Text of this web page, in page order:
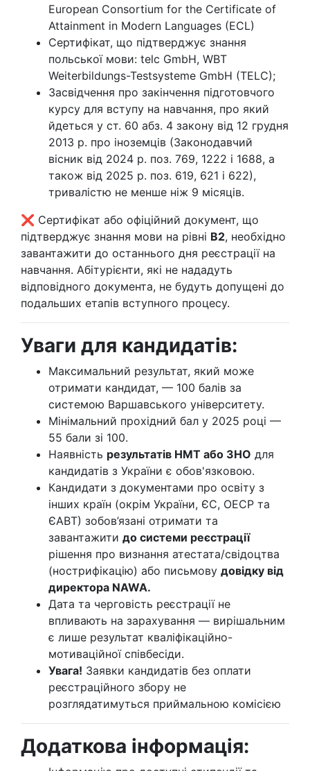
European Consortium for the Certificate of
Attainment in Modern Languages (ECL)
Сертифікат, що підтверджує знання
польської мови: telc GmbH, WBT
Weiterbildungs-Testsysteme GmbH (TELC);
Засвідчення про закінчення підготовчого
курсу для вступу на навчання, про який
йдеться у ст. 60 абз. 4 закону від 12 грудня
2013 р. про іноземців (Законодавчий
вісник від 2024 р. поз. 769, 1222 і 1688, а
також від 2025 р. поз. 619, 621 і 622),
тривалістю не менше ніж 9 місяців.
❌ Сертифікат або офіційний документ, що
підтверджує знання мови на рівні B2, необхідно
завантажити до останнього дня реєстрації на
навчання. Абітурієнти, які не нададуть
відповідного документа, не будуть допущені до
подальших етапів вступного процесу.
Уваги для кандидатів:
Максимальний результат, який може
отримати кандидат, — 100 балів за
системою Варшавського університету.
Мінімальний прохідний бал у 2025 році —
55 бали зі 100.
Наявність результатів НМТ або ЗНО для
кандидатів з України є обов'язковою.
Кандидати з документами про освіту з
інших країн (окрім України, ЄС, ОЕСР та
ЄАВТ) зобов’язані отримати та
завантажити до системи реєстрації
рішення про визнання атестата/свідоцтва
(нострифікацію) або письмову довідку від
директора NAWA.
Дата та черговість реєстрації не
впливають на зарахування — вирішальним
є лише результат кваліфікаційно-
мотиваційної співбесіди.
Увага! Заявки кандидатів без оплати
реєстраційного збору не
розглядатимуться приймальною комісією
Додаткова інформація: